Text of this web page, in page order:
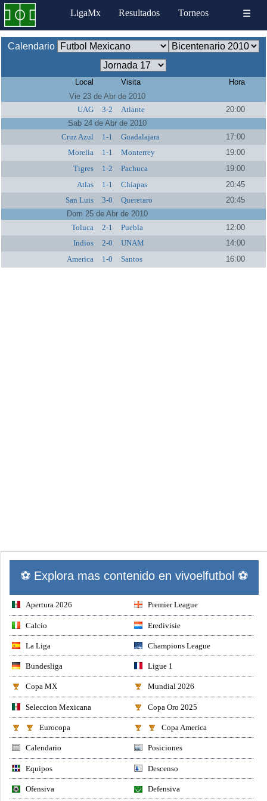
LigaMx Resultados Torneos ☰
Calendario
Local Visita
Hora
Vie 23 de Abr de 2010
UAG
3-2 Atlante
20:00
Sab 24 de Abr de 2010
Cruz Azul
1-1 Guadalajara
17:00
Morelia
1-1 Monterrey
19:00
Tigres
1-2 Pachuca
19:00
Atlas
1-1 Chiapas
20:45
San Luis
3-0 Queretaro
20:45
Dom 25 de Abr de 2010
Toluca
2-1 Puebla
12:00
Indios
2-0 UNAM
14:00
America
1-0 Santos 16:00
⚽ Explora mas contenido en vivoelfutbol ⚽
Apertura 2026 Premier League
Calcio Eredivisie
La Liga Champions League
Bundesliga Ligue 1
Copa MX Mundial 2026
Seleccion Mexicana Copa Oro 2025
Eurocopa Copa America
Calendario Posiciones
Equipos Descenso
Ofensiva Defensiva